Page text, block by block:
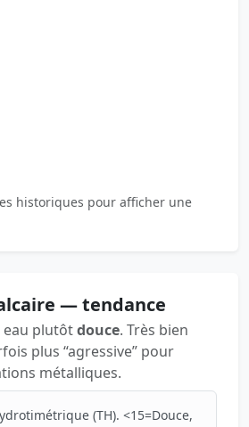
historiques pour afficher une
— tendance
plutôtdouce. Très bien
plus “agressive” pour
métalliques.
(TH). <15=Douce,